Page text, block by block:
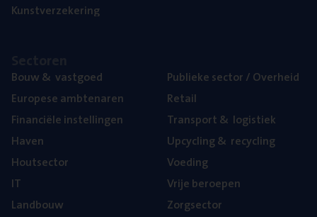
Kunst­ver­ze­ke­ring
Bouw& vastgoed
Euro­pe­se ambtenaren
Finan­ci­ë­le instellingen
Haven
Hout­sec­tor
IT
Land­bouw
Publie­ke sec­tor / Overheid
Retail
Trans­port& logistiek
Upcy­cling& recycling
Voe­ding
Vrije beroe­pen
Zorg­sec­tor